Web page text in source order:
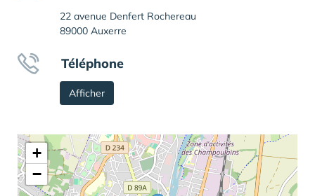
22 avenue Denfert Rochereau
89000 Auxerre
Téléphone
Afficher
+
−